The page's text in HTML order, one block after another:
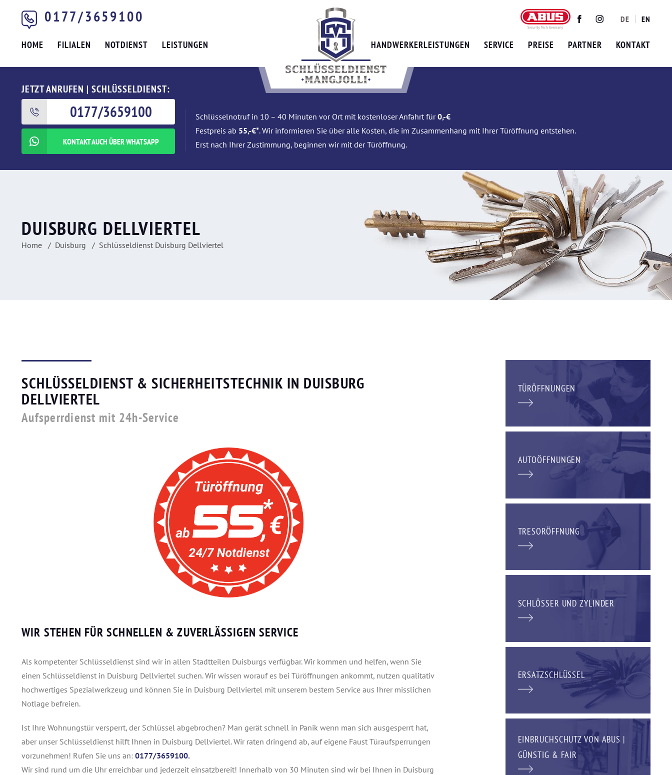
0177/3659100 TwitterFacebookInstagram
DE EN
HOME FILIALEN NOTDIENST LEISTUNGEN HANDWERKERLEISTUNGEN SERVICE PREISE PARTNER KONTAKT
JETZT ANRUFEN | SCHLÜSSELDIENST:
0177/3659100
KONTAKT AUCH ÜBER WHATSAPP
Schlüsselnotruf in 10 – 40 Minuten vor Ort mit kostenloser Anfahrt für0,-€
Festpreis ab 55,-€*. Wir informieren Sie über alle Kosten, die im Zusammenhang mit Ihrer Türöffnung entstehen.
Erst nach Ihrer Zustimmung, beginnen wir mit der Türöffnung.
DUISBURG DELLVIERTEL
Home Duisburg Schlüsseldienst Duisburg Dellviertel
SCHLÜSSELDIENST & SICHERHEITSTECHNIK IN DUISBURG
DELLVIERTEL
Aufsperrdienst mit 24h-Service
WIR STEHEN FÜR SCHNELLEN & ZUVERLÄSSIGEN SERVICE
Als kompetenter Schlüsseldienst sind wir in allen Stadtteilen Duisburgs verfügbar. Wir kommen und helfen, wenn Sie
einen Schlüsseldienst in Duisburg Dellviertel suchen. Wir wissen worauf es bei Türöffnungen ankommt, nutzen qualitativ
hochwertiges Spezialwerkzeug und können Sie in Duisburg Dellviertel mit unserem bestem Service aus Ihrer misslichen
Notlage befreien.
Ist Ihre Wohnungstür versperrt, der Schlüssel abgebrochen? Man gerät schnell in Panik wenn man sich ausgesperrt hat,
aber unser Schlüsseldienst hilft Ihnen in Duisburg Dellviertel. Wir raten dringend ab, auf eigene Faust Türaufsperrungen
vorzunehmen! Rufen Sie uns an: 0177/3659100.
Wir sind rund um die Uhr erreichbar und jederzeit einsatzbereit! Innerhalb von 30 Minuten sind wir bei Ihnen in Duisburg
TÜRÖFFNUNGEN
AUTOÖFFNUNGEN
TRESORÖFFNUNG
SCHLÖSSER UND ZYLINDER
ERSATZSCHLÜSSEL
EINBRUCHSCHUTZ VON ABUS |
GÜNSTIG & FAIR